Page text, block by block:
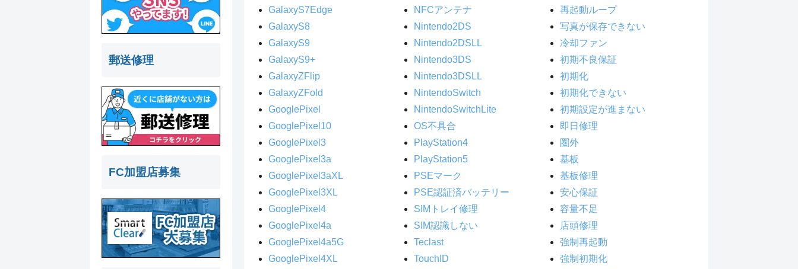
GalaxyS7Edge
GalaxyS8
GalaxyS9
GalaxyS9+
GalaxyZFlip
GalaxyZFold
GooglePixel
GooglePixel10
GooglePixel3
GooglePixel3a
GooglePixel3aXL
GooglePixel3XL
GooglePixel4
GooglePixel4a
GooglePixel4a5G
GooglePixel4XL
NFCアンテナ
Nintendo2DS
Nintendo2DSLL
Nintendo3DS
Nintendo3DSLL
NintendoSwitch
NintendoSwitchLite
OS不具合
PlayStation4
PlayStation5
PSEマーク
PSE認証済バッテリー
SIMトレイ修理
SIM認識しない
Teclast
TouchID
再起動ループ
写真が保存できない
冷却ファン
初期不良保証
初期化
初期化できない
初期設定が進まない
即日修理
圏外
基板
基板修理
安心保証
容量不足
店頭修理
強制再起動
強制初期化
郵送修理
FC加盟店募集